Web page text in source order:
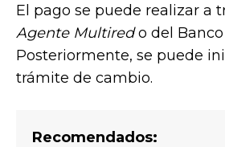
El pago se puede realizar a
Agente Multiredo del Banco
Posteriormente, se puede
trámite de cambio.
Recomendados: